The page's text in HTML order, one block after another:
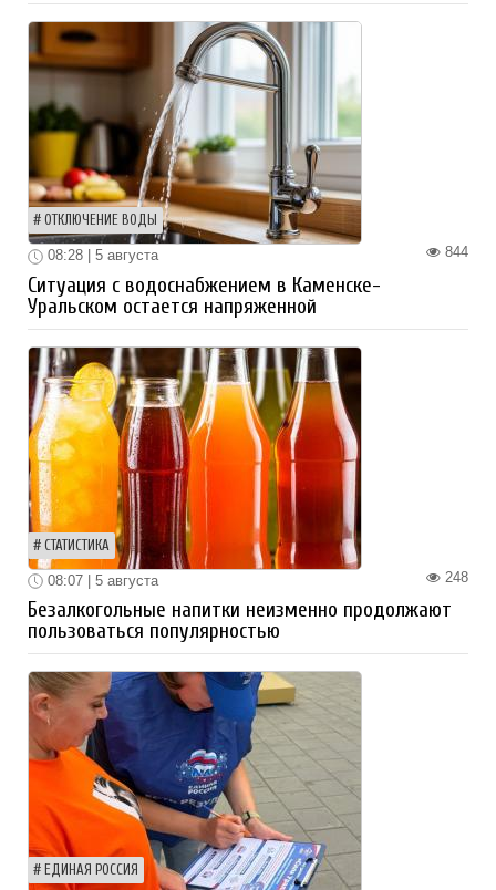
ОТКЛЮЧЕНИЕ ВОДЫ
844
08:28 | 5 августа
Ситуация с водоснабжением в Каменске-
Уральском остается напряженной
СТАТИСТИКА
248
08:07 | 5 августа
Безалкогольные напитки неизменно продолжают
пользоваться популярностью
ЕДИНАЯ РОССИЯ